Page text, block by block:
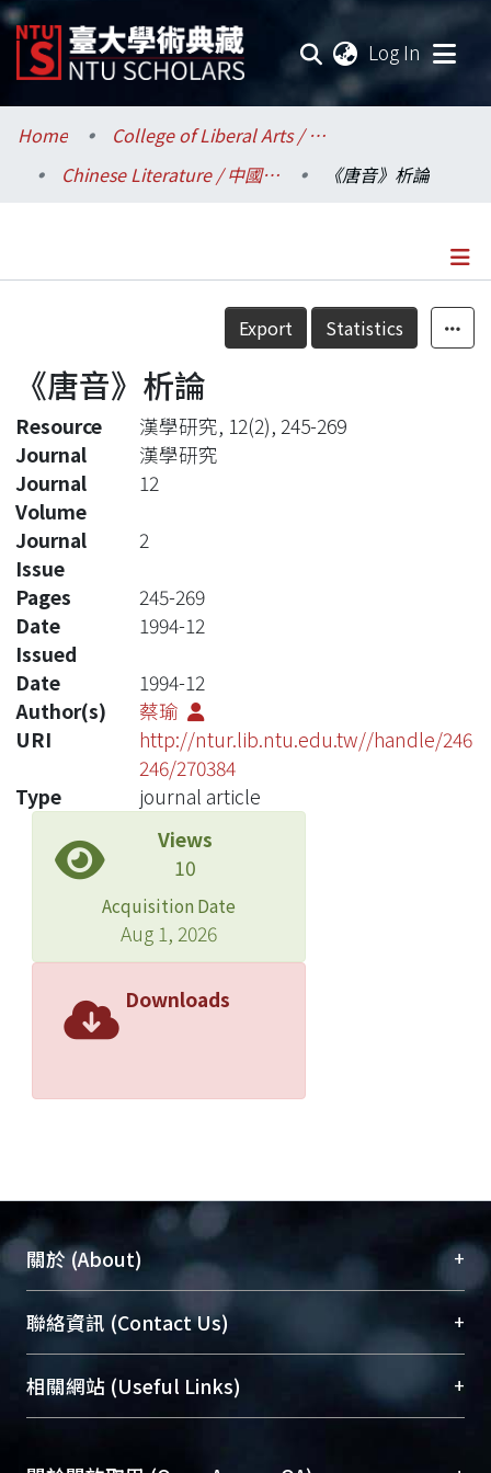
Log In
Communities & Collections
Research Outputs
Statistics
Home
College of Liberal Arts / 文學院
Chinese Literature / 中國文學系
《唐音》析論
Details
Export Statistics
《唐音》析論
Resource
漢學研究, 12(2), 245-269
Journal
漢學研究
Journal
Volume
12
Journal
Issue
2
Pages
245-269
Date
Issued
1994-12
Date
1994-12
Author(s)
蔡瑜
URI
http://ntur.lib.ntu.edu.tw//handle/246
246/270384
Type
journal article
Views
10
Acquisition Date
Aug 1, 2026
Downloads
關於 (About) +
臺大位居世界頂尖大學之列，為永久珍藏及向國際
展現本校豐碩的研究成果及學術能量，圖書館整合
機構典藏（NTUR）與學術庫（AH）不同功能平
台，成為臺大學術典藏NTU scholars。期能整合研
成果。
聯絡資訊 (Contact Us) +
總館學科館員(Main Library)
醫學圖書館學科館員(Medical Library)
相關網站 (Useful Links) +